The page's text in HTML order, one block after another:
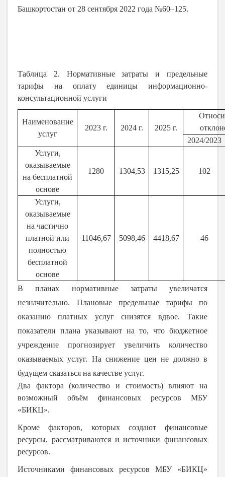
Башкортостан от 28 сентября 2022 года №60–125.
Таблица 2. Нормативные затраты и предельные
тарифы на оплату единицы информационно-
консультационной услуги
Наименование
услуг
2023 г. 2024 г. 2025 г.
2024/2023
Услуги,
оказываемые
на бесплатной
основе
1280 1304,53 1315,25 102
Услуги,
оказываемые
на частично
платной или
полностью
бесплатной
основе
11046,67 5098,46 4418,67 46
В планах нормативные затраты увеличатся
незначительно. Плановые предельные тарифы по
оказанию платных услуг снизятся вдвое. Такие
показатели плана указывают на то, что бюджетное
учреждение прогнозирует увеличить количество
оказываемых услуг. На снижение цен не должно в
будущем сказаться на качестве услуг.
Два фактора (количество и стоимость) влияют на
возможный объём финансовых ресурсов МБУ
«БИКЦ».
Кроме факторов, которых создают финансовые
ресурсы, рассматриваются и источники финансовых
ресурсов.
Источниками финансовых ресурсов МБУ «БИКЦ»